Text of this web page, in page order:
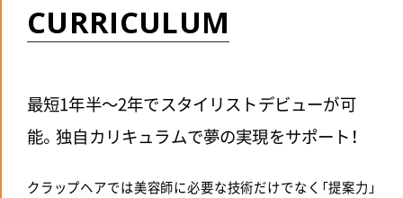
CURRICULUM
最短1年半～2年でスタイリストデビューが可
能。独自カリキュラムで夢の実現をサポート！
クラップヘアでは美容師に必要な技術だけでなく「提案力」